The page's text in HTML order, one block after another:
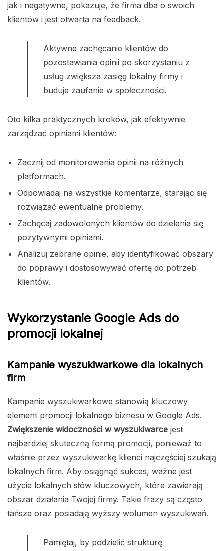
jak i negatywne, pokazuje, że firma dba o swoich
klientów i jest otwarta na feedback.
Aktywne zachęcanie klientów do
pozostawiania opinii po skorzystaniu z
usług zwiększa zasięg lokalny firmy i
buduje zaufanie w społeczności.
Oto kilka praktycznych kroków, jak efektywnie
zarządzać opiniami klientów:
Zacznij od monitorowania opinii na różnych
platformach.
Odpowiadaj na wszystkie komentarze, starając się
rozwiązać ewentualne problemy.
Zachęcaj zadowolonych klientów do dzielenia się
pozytywnymi opiniami.
Analizuj zebrane opinie, aby identyfikować obszary
do poprawy i dostosowywać ofertę do potrzeb
klientów.
Wykorzystanie Google Ads do
promocji lokalnej
Kampanie wyszukiwarkowe dla lokalnych
firm
Kampanie wyszukiwarkowe stanowią kluczowy
element promocji lokalnego biznesu w Google Ads.
Zwiększenie widoczności w wyszukiwarce jest
najbardziej skuteczną formą promocji, ponieważ to
właśnie przez wyszukiwarkę klienci najczęściej szukają
lokalnych firm. Aby osiągnąć sukces, ważne jest
użycie lokalnych słów kluczowych, które zawierają
obszar działania Twojej firmy. Takie frazy są często
tańsze oraz posiadają wyższy wolumen wyszukiwań.
Pamiętaj, by podzielić strukturę